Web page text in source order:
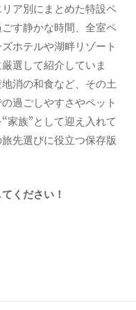
ア別にまとめた特設ペ
す静かな時間、全室ペ
ホテルや湖畔リゾート
選して紹介していま
消の和食など、その土
過ごしやすさやペット
家族”として迎え入れて
先選びに役立つ保存版
ください！